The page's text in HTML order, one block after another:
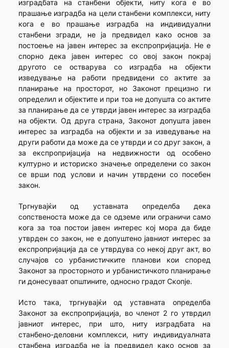
изградбата на станбени објекти, ниту кога е во
прашање изградба на цели станбени комплекси, ниту
кога е во прашање изградба на индивидуални
станбени згради, не ја предвидел како основ за
постоење на јавен интерес за експропријација. Не е
спорно дека јавен интерес со овој закон покрај
другото се остварува со изградба на објекти
изведување на работи предвидени со актите за
планирање на просторот, но Законот прецизно ги
определил и објектите и при тоа не допушта со актите
за планирање да се утврди јавен интерес за изградба
на објекти. Од друга страна, Законот допушта јавен
интерес за изградба на објекти и за изведување на
други работи да може да се утврди и со друг закон, а
за експропријација на недвижности од особено
културно и историско значење определени со закон
се врши под услови и начин утврдени со посебен
закон.
Тргнувајќи од уставната определба дека
сопственоста може да се одземе или ограничи само
кога за тоа постои јавен интерес кој мора да биде
утврден со закон, не е допуштено јавниот интерес за
експропријација да се утврдува со некој друг акт, во
случајов со урбанистичките планови кои според
Законот за просторното и урбанистичкото планирање
ги донесуваат општините, односно градот Скопје.
Исто така, тргнувајќи од уставната определба
Законот за експропријација, во членот 2 го утврдил
јавниот интерес, при што, ниту изградбата на
станбено-деловни комплекси, ниту индивидуалната
станбена изградба не ја предвидел како основ за